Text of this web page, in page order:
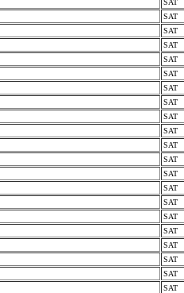
SAT
SAT
SAT
SAT
SAT
SAT
SAT
SAT
SAT
SAT
SAT
SAT
SAT
SAT
SAT
SAT
SAT
SAT
SAT
SAT
SAT